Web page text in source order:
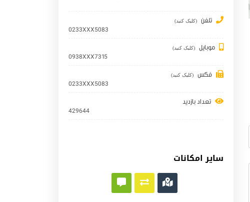
تلفن (کلیک کنید)
0233XXX5083
موبایل (کلیک کنید)
0938XXX7315
فکس (کلیک کنید)
0233XXX5083
تعداد بازدید
429644
سایر امکانات